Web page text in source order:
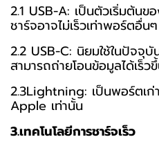
2.1 USB-A: เป็นตัวเริ่มต้นข
ชาร์จอาจไม่เร็วเท่าพอร์ตอื่นๆ
2.2 USB-C: นิยมใช้ในปัจจุบั
สามารถถ่ายโอนข้อมูลได้เร็ว
2.3Lightning: เป็นพอร์ตเ
Apple เท่านั้น
3.เทคโนโลยีการชาร์จเร็ว